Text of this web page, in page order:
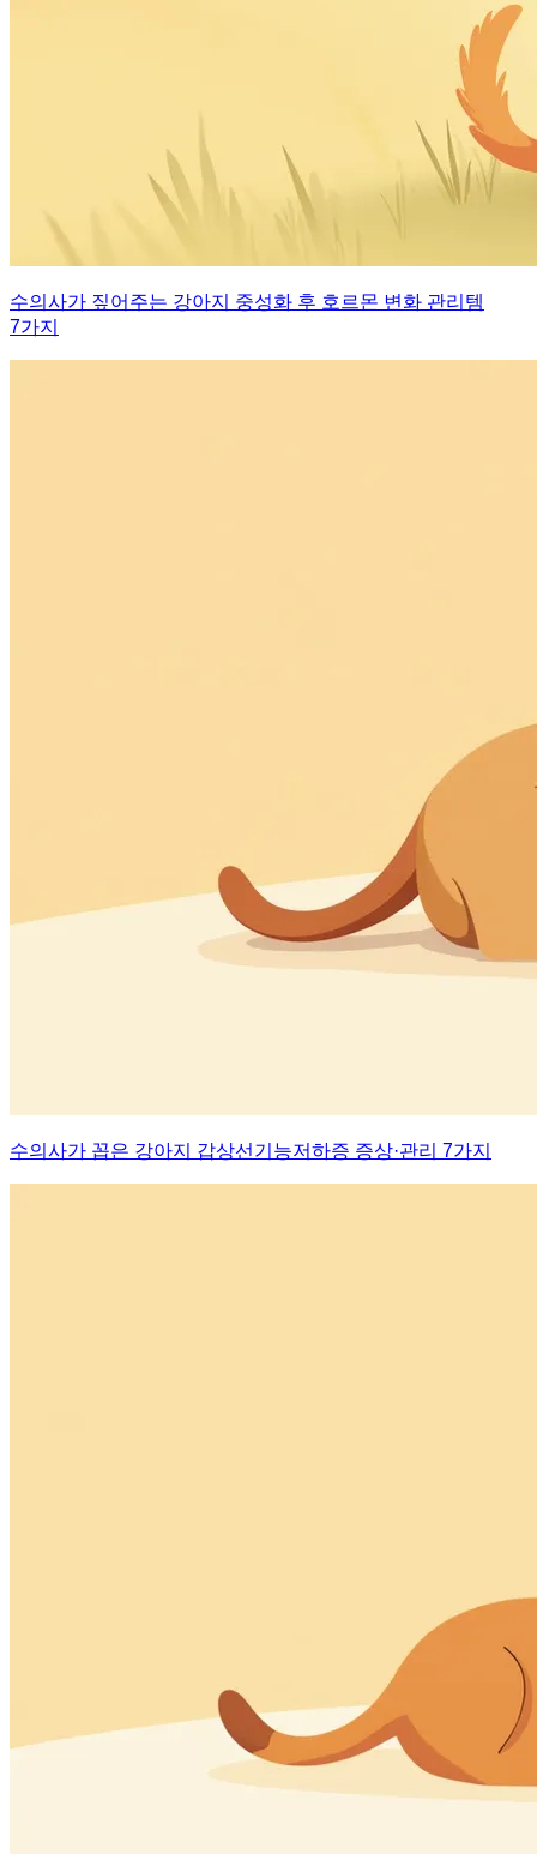
수의사가 짚어주는 강아지 중성화 후 호르몬 변화 관리템
7가지
수의사가 꼽은 강아지 갑상선기능저하증 증상·관리 7가지